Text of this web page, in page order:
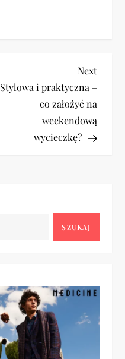
Next
Post
Next
Stylowa i praktyczna –
co założyć na
weekendową
wycieczkę?
SZUKAJ